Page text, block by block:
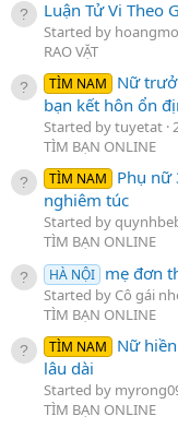
Luận Tử Vi Theo
Started by
RAO VẶT
TÌM NAM
Nữ
bạn kết hôn ổn
Started by tuyetat
TÌM BẠN ONLINE
TÌM NAM
Phụ nữ
nghiêm túc
Started by
TÌM BẠN ONLINE
HÀ NỘI mẹ đơn
Started by Cô gái
TÌM BẠN ONLINE
TÌM NAM
Nữ
lâu dài
Started by
TÌM BẠN ONLINE